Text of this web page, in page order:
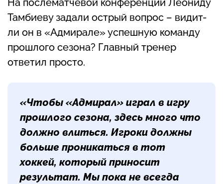
На послематчевой конференции Леониду
Тамбиеву задали острый вопрос – видит-
ли он в «Адмирале» успешную команду
прошлого сезона? Главный тренер
ответил просто.
«Чтобы «Адмирал» играл в игру
прошлого сезона, здесь много что
должно влиться. Игроки должны
больше проникаться в тот
хоккей, который приносит
результат. Мы пока не всегда